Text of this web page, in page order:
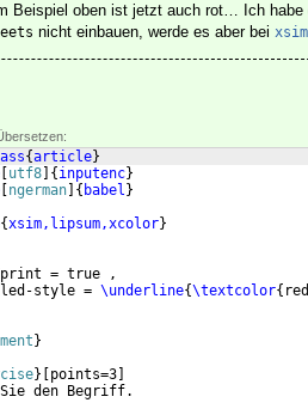
Beispiel oben ist jetzt auch rot… Ich
nicht einbauen, werde es aber bei xsim
{article}
utf8 { inputenc}
ngerman { babel }
{xsim,lipsum,xcolor}
= true ,
style =
\underline{\textcolor{ red
}
} points=3
den Begriff.